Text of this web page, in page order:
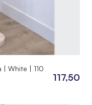
| White | 110
117,50